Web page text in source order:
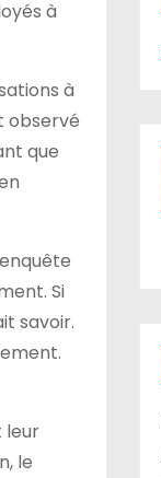
à
à
observé
que
Si
savoir.
leur
le